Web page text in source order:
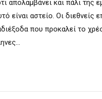
απολαμβάνει και πάλι της
είναι αστείο. Οι διεθνείς
που προκαλεί το